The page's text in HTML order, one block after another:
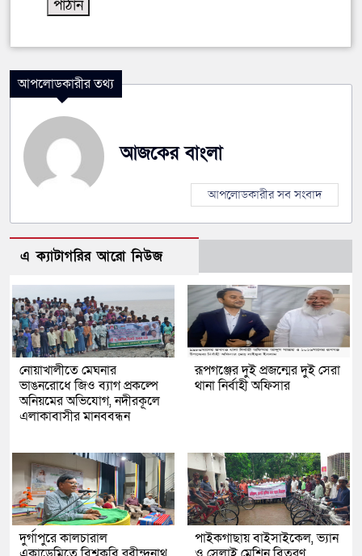
আপলোডকারীর তথ্য
আজকের বাংলা
আপলোডকারীর সব সংবাদ
এ ক্যাটাগরির আরো নিউজ
নোয়াখালীতে মেঘনার
ভাঙনরোধে জিও ব্যাগ প্রকল্পে
অনিয়মের অভিযোগ, নদীরকূলে
এলাকাবাসীর মানববন্ধন
রূপগঞ্জের দুই প্রজন্মের দুই সেরা
থানা নির্বাহী অফিসার
দুর্গাপুরে কালচারাল
পাইকগাছায় বাইসাইকেল, ভ্যান